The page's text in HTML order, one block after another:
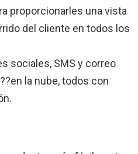
proporcionarles una vista
del cliente en todos los
sociales, SMS y correo
la nube, todos con